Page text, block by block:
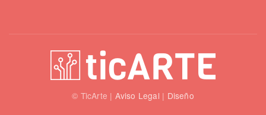
© TicArte | Aviso Legal | Diseño